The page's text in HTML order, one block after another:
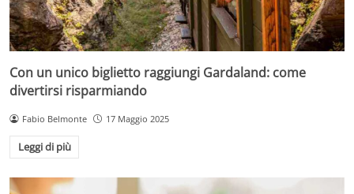
Con un unico biglietto raggiungi Gardaland: come
divertirsi risparmiando
Fabio Belmonte 17 Maggio 2025
Leggi di più